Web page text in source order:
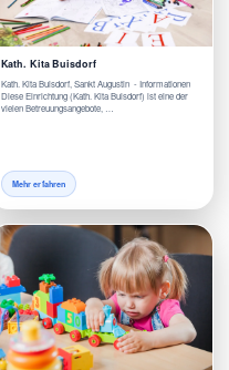
Kath. Kita Buisdorf
Kath. Kita Buisdorf, Sankt Augustin - Informationen
Diese Einrichtung (Kath. Kita Buisdorf) ist eine der
vielen Betreuungsangebote, …
Mehr erfahren